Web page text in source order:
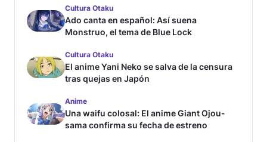
Cultura Otaku
Ado canta en español: Así suena
Monstruo, el tema de Blue Lock
Cultura Otaku
El anime Yani Neko se salva de la censura
tras quejas en Japón
Anime
Una waifu colosal: El anime Giant Ojou-
sama confirma su fecha de estreno